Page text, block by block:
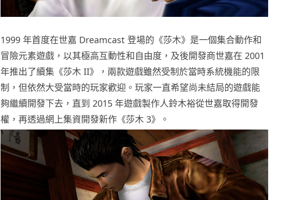
1999 年首度在世嘉 Dreamcast 登場的《莎木》是一個集合動作和
冒險元素遊戲，以其極高互動性和自由度，及後開發商世嘉在 2001
年推出了續集《莎木 II》，兩款遊戲雖然受制於當時系統機能的限
制，但依然大受當時的玩家歡迎。玩家一直希望尚未結局的遊戲能
夠繼續開發下去，直到 2015 年遊戲製作人鈴木裕從世嘉取得開發
權，再透過網上集資開發新作《莎木 3》。